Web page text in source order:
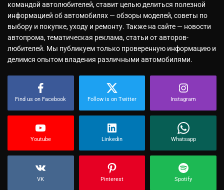
командой автолюбителей, ставит целью делиться полезной
информацией об автомобилях — обзоры моделей, советы по
выбору и покупке, уходу и ремонту. Также на сайте — новости
автопрома, тематическая реклама, статьи от авторов-
любителей. Мы публикуем только проверенную информацию и
делимся опытом владения различными автомобилями.
Find us on Facebook Follow is on Twitter Instagram
Youtube Linkedin Whatsapp
VK Pinterest Spotify